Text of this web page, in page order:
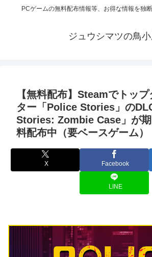
PCゲームの無料配布情報等、お得な情報を独
ジュウシマツの鳥
【無料配布】Steamでトッ
ター「Police Stories」の
Stories: Zombie Case」が
料配布中（要ベースゲーム）
X Facebook
LINE